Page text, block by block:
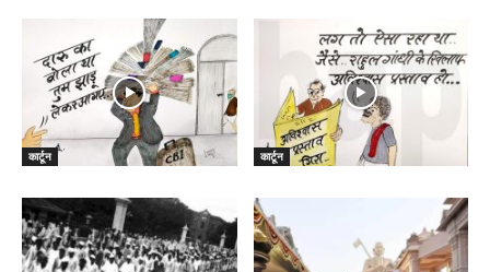
कार्टून कार्टून